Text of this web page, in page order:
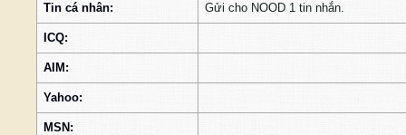
Tin cá nhân: Gửi cho NOOD 1 tin nhắn.
ICQ:
AIM:
Yahoo:
MSN: